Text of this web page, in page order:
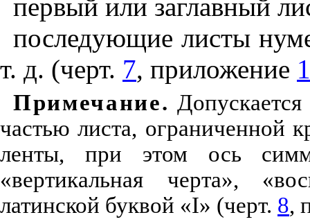
первый или заглавный
последующие листы
т. д. (черт. 7, приложение 1
Примечание.
частью листа, ограниченной
ленты, при этом ось
«вертикальная черта»,
латинской буквой «I» (черт. 8,